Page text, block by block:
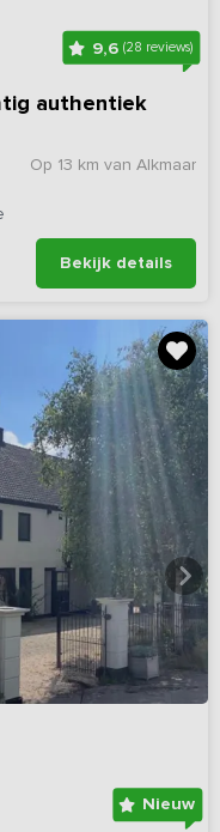
9,6 (28 reviews)
authentiek
Op 13 km van Alkmaar
Bekijk details
Nieuw